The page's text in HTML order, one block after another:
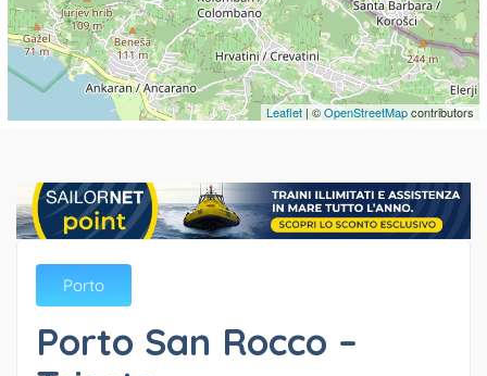
Leaflet | ©OpenStreetMapcontributors
Porto
Porto San Rocco –